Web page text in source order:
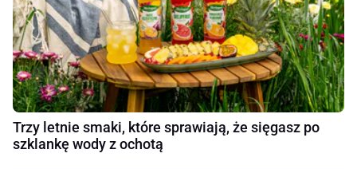
Trzy letnie smaki, które sprawiają, że sięgasz po
szklankę wody z ochotą